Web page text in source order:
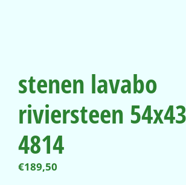
stenen lavabo
riviersteen
4814
€189,50